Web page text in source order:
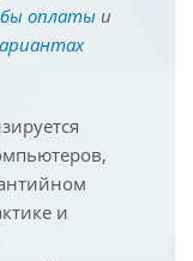
оплатыи
и